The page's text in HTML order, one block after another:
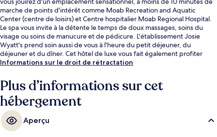
marche de points d'intérêt comme Moab Recreation and Aquatic
Center (centre de loisirs) et Centre hospitalier Moab Regional Hospital.
Le spa vous invite à la détente le temps de doux massages, soins du
visage ou soins de manucure et de pédicure. L'établissement Josie
Wyatt's prend soin aussi de vous à l'heure du petit déjeuner, du
déjeuner et du dîner. Cet hôtel de luxe vous fait également profiter
d'une piscine extérieure, d'un bar en bord de piscine et d'une salle de
l'emplacement.
Informations sur le droit de rétractation
Plus d’informations sur cet
hébergement
Aperçu